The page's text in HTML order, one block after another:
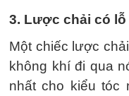
3. Lược chải có
Một chiếc lược
không khí đi qua
nhất cho kiểu tóc